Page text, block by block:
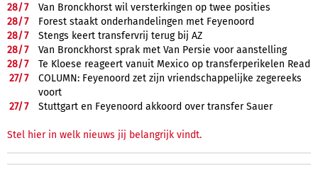
28/7
Van Bronckhorst wil versterkingen op twee posities
28/7
Forest staakt onderhandelingen met Feyenoord
28/7
Stengs keert transfervrij terug bij AZ
28/7
Van Bronckhorst sprak met Van Persie voor aanstelling
28/7
Te Kloese reageert vanuit Mexico op transferperikelen Read
27/7
COLUMN: Feyenoord zet zijn vriendschappelijke zegereeks
voort
27/7 Stuttgart en Feyenoord akkoord over transfer Sauer
Stel hier in welk nieuws jij belangrijk vindt.